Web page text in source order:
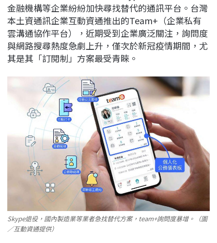
o
o
k
d
s
d
I
n
i
n
k
金融機構等企業紛紛加快尋找替代的通訊平台。台灣
本土資通訊企業互動資通推出的Team+（企業私有
雲溝通協作平台），近期受到企業廣泛關注，詢問度
與網路搜尋熱度急劇上升，僅次於新冠疫情期間，尤
其是其「訂閱制」方案最受青睞。
Skype退役，國內製造業等業者急找替代方案，team+詢問度暴增。（圖
／互動資通提供）